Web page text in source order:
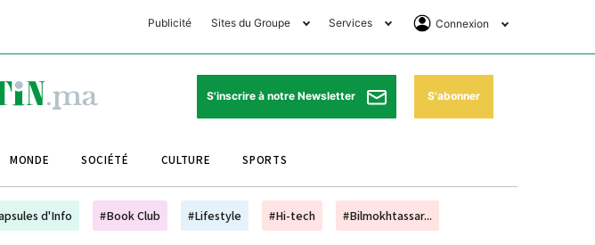
Publicité Sites du Groupe
Club Avantages
Le Matin Sports
Le Matin Store
Le Matin Annonces
Services
Horaires de prières
Pharmacies de garde
Programme TV
Cinéma
Connexion
Se Connecter
Abonnement
S'inscrire à notre Newsletter S'abonner
MONDE SOCIÉTÉ CULTURE SPORTS
d'Info #Book Club #Lifestyle #Hi-tech #Bilmokhtassar...